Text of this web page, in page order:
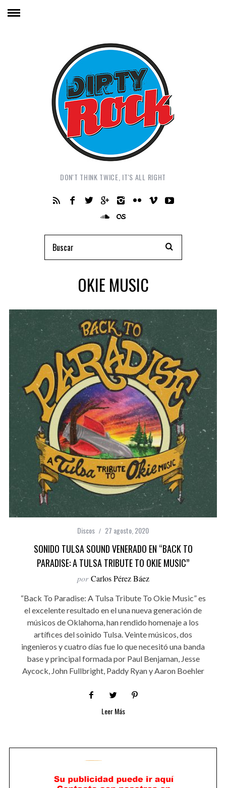
DON'T THINK TWICE, IT'S ALL RIGHT
OKIE MUSIC
Discos 27 agosto, 2020
SONIDO TULSA SOUND VENERADO EN “BACK TO
PARADISE: A TULSA TRIBUTE TO OKIE MUSIC”
por Carlos Pérez Báez
“Back To Paradise: A Tulsa Tribute To Okie Music” es
el excelente resultado en el una nueva generación de
músicos de Oklahoma, han rendido homenaje a los
artífices del soinido Tulsa. Veinte músicos, dos
ingenieros y cuatro días fue lo que necesitó una banda
base y principal formada por Paul Benjaman, Jesse
Aycock, John Fullbright, Paddy Ryan y Aaron Boehler
Leer Más